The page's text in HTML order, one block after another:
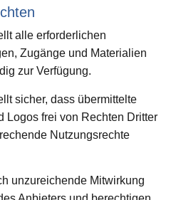
alle erforderlichen
Zugänge und Materialien
zur Verfügung.
sicher, dass übermittelte
Logos frei von Rechten Dritter
Nutzungsrechte
unzureichende Mitwirkung